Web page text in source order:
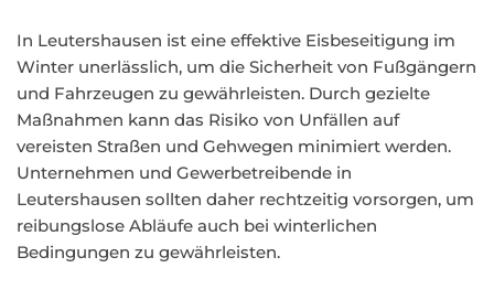
In Leutershausen ist eine effektive Eisbeseitigung im
Winter unerlässlich, um die Sicherheit von Fußgängern
und Fahrzeugen zu gewährleisten. Durch gezielte
Maßnahmen kann das Risiko von Unfällen auf
vereisten Straßen und Gehwegen minimiert werden.
Unternehmen und Gewerbetreibende in
Leutershausen sollten daher rechtzeitig vorsorgen, um
reibungslose Abläufe auch bei winterlichen
Bedingungen zu gewährleisten.